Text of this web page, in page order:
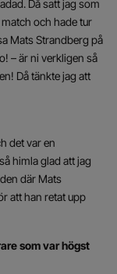
Då satt jag som
och hade tur
Mats Strandberg på
– är ni verkligen så
Då tänkte jag att
det var en
himla glad att jag
där Mats
att han retat upp
som var högst